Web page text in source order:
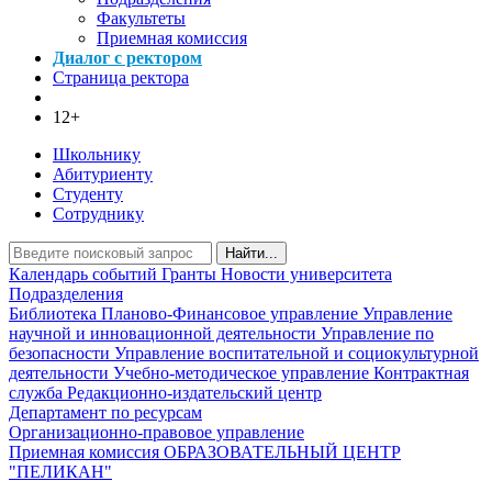
Факультеты
Приемная комиссия
Диалог с ректором
Страница ректора
12+
Школьнику
Абитуриенту
Студенту
Сотруднику
Найти...
Календарь событий Гранты Новости университета
Подразделения
Библиотека Планово-Финансовое управление Управление
научной и инновационной деятельности Управление по
безопасности Управление воспитательной и социокультурной
деятельности Учебно-методическое управление Контрактная
служба Редакционно-издательский центр
Департамент по ресурсам
Организационно-правовое управление
Приемная комиссия ОБРАЗОВАТЕЛЬНЫЙ ЦЕНТР
"ПЕЛИКАН"